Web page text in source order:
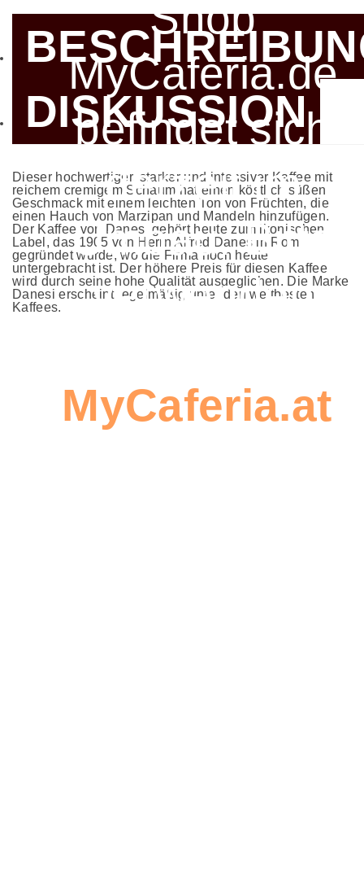
DISKUSSION
Dieser hochwertiger, starker und intensiver Kaffee mit
reichem cremigem Schaum hat einen köstlich süßen
Geschmack mit einem leichten Ton von Früchten, die
einen Hauch von Marzipan und Mandeln hinzufügen.
Der Kaffee von Danesi gehört heute zum ikonischen
Label, das 1905 von Herrn Alfred Danes in Rom
gegründet wurde, wo die Firma noch heute
untergebracht ist. Der höhere Preis für diesen Kaffee
wird durch seine hohe Qualität ausgeglichen. Die Marke
Danesi erscheint regelmäßig unter den weltbesten
Kaffees.
Seien Sie
Shop
MyCaferia.de
befindet sich
derzeit im
Umbau. Bitte
verwenden
MyCaferia.at